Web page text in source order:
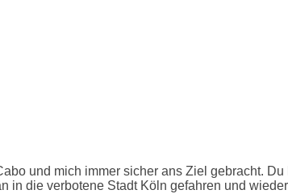
und mich immer sicher ans Ziel gebracht.
in die verbotene Stadt Köln gefahren und